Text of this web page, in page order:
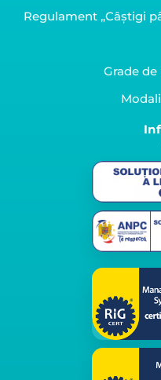
Regulament „Câștigi
Grade